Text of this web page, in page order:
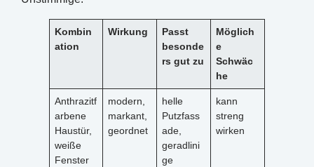
Kombin
ation
Wirkung
Passt
besonde
rs gut zu
Möglich
e
Schwäc
he
Anthrazitf
arbene
Haustür,
weiße
Fenster
modern,
markant,
geordnet
helle
Putzfass
ade,
geradlini
ge
kann
streng
wirken